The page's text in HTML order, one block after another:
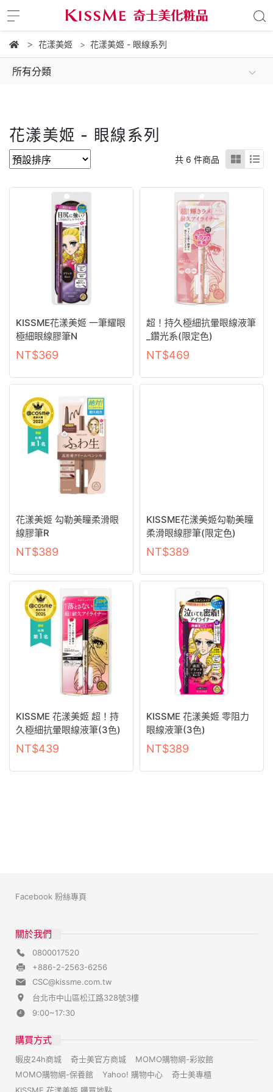
花漾美姬 花漾美姬 - 眼線系列
所有分類
花漾美姬 - 眼線系列
共 6 件商品
KISSME花漾美姬 一筆耀眼
極細眼線膠筆N
NT$369
超！持久極細抗暈眼線液筆
_鑽光系(限定色)
NT$469
花漾美姬 勾勒美瞳柔滑眼
線膠筆R
NT$389
KISSME花漾美姬勾勒美瞳
柔滑眼線膠筆(限定色)
NT$389
KISSME 花漾美姬 超！持
久極細抗暈眼線液筆(3色)
NT$439
KISSME 花漾美姬 零阻力
眼線液筆(3色)
NT$389
關於我們
0800017520
+886-2-2563-6256
CSC@kissme.com.tw
台北市中山區松江路328號3樓
9:00~17:30
購買方式
蝦皮24h商城 奇士美官方商城
MOMO購物網-彩妝館
MOMO購物網-保養館
Yahoo! 購物中心
奇士美專櫃
Facebook 粉絲專頁